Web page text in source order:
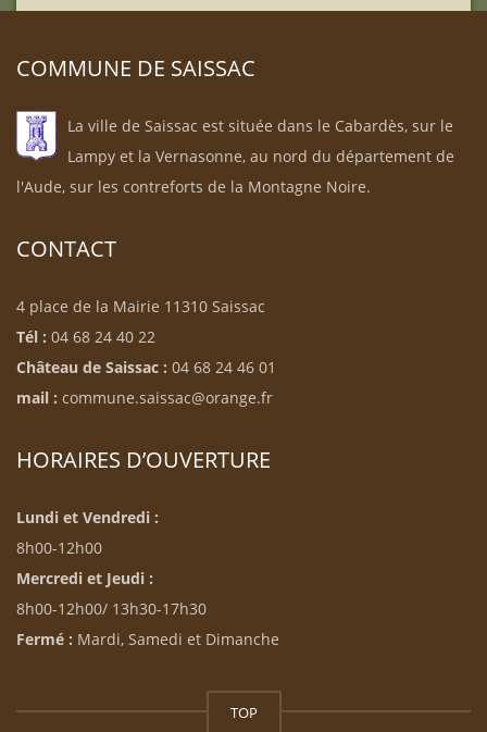
COMMUNE DE SAISSAC
La ville de Saissac est située dans le Cabardès, sur le
Lampy et la Vernasonne, au nord du département de
l'Aude, sur les contreforts de la Montagne Noire.
CONTACT
4 place de la Mairie 11310 Saissac
Tél : 04 68 24 40 22
Château de Saissac : 04 68 24 46 01
mail : commune.saissac@orange.fr
HORAIRES D’OUVERTURE
Lundi et Vendredi :
8h00-12h00
Mercredi et Jeudi :
8h00-12h00/ 13h30-17h30
Fermé : Mardi, Samedi et Dimanche
TOP